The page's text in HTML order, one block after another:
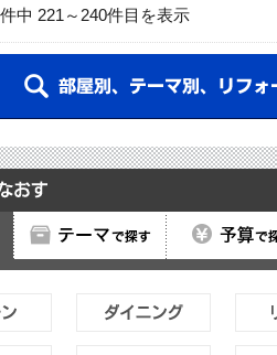
件中 221 ～ 240件目を表示